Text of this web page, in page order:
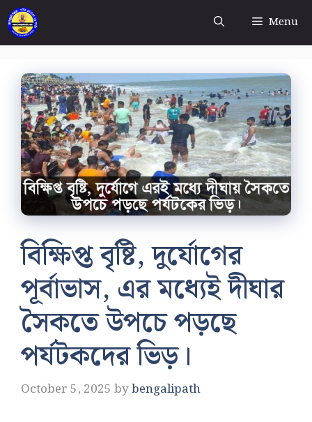
Skip
to
content
Menu
বিক্ষিপ্ত বৃষ্টি, দুর্যোগের
পূর্বাভাস, এর মধ্যেই দীঘার
সৈকতে উপচে পড়ছে
পর্যটকদের ভিড়।
October 5, 2025 bybengalipath